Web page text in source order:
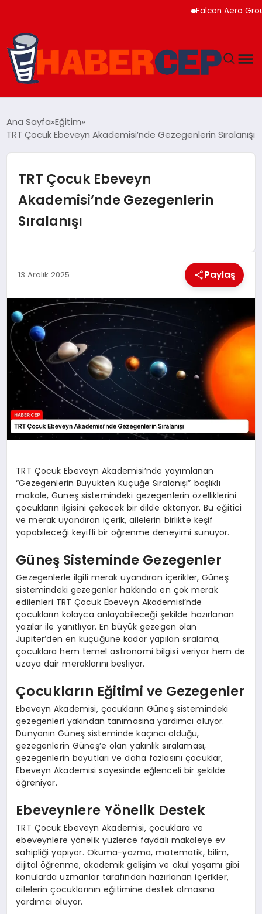
Falcon Aero Group,
GÜNDEM
TEKNOLOJI
EĞITIM
Ana Sayfa Eğitim
TRT Çocuk Ebeveyn Akademisi’nde Gezegenlerin Sıralanışı
TRT Çocuk Ebeveyn
Akademisi’nde Gezegenlerin
Sıralanışı
13 Aralık 2025 Paylaş
TRT Çocuk Ebeveyn Akademisi’nde yayımlanan
“Gezegenlerin Büyükten Küçüğe Sıralanışı” başlıklı
makale, Güneş sistemindeki gezegenlerin özelliklerini
çocukların ilgisini çekecek bir dilde aktarıyor. Bu eğitici
ve merak uyandıran içerik, ailelerin birlikte keşif
yapabileceği keyifli bir öğrenme deneyimi sunuyor.
Güneş Sisteminde Gezegenler
Gezegenlerle ilgili merak uyandıran içerikler, Güneş
sistemindeki gezegenler hakkında en çok merak
edilenleri TRT Çocuk Ebeveyn Akademisi’nde
çocukların kolayca anlayabileceği şekilde hazırlanan
yazılar ile yanıtlıyor. En büyük gezegen olan
Jüpiter’den en küçüğüne kadar yapılan sıralama,
çocuklara hem temel astronomi bilgisi veriyor hem de
uzaya dair meraklarını besliyor.
Çocukların Eğitimi ve Gezegenler
Ebeveyn Akademisi, çocukların Güneş sistemindeki
gezegenleri yakından tanımasına yardımcı oluyor.
Dünyanın Güneş sisteminde kaçıncı olduğu,
gezegenlerin Güneş’e olan yakınlık sıralaması,
gezegenlerin boyutları ve daha fazlasını çocuklar,
Ebeveyn Akademisi sayesinde eğlenceli bir şekilde
öğreniyor.
Ebeveynlere Yönelik Destek
TRT Çocuk Ebeveyn Akademisi, çocuklara ve
ebeveynlere yönelik yüzlerce faydalı makaleye ev
sahipliği yapıyor. Okuma-yazma, matematik, bilim,
dijital öğrenme, akademik gelişim ve okul yaşamı gibi
konularda uzmanlar tarafından hazırlanan içerikler,
ailelerin çocuklarının eğitimine destek olmasına
yardımcı oluyor.